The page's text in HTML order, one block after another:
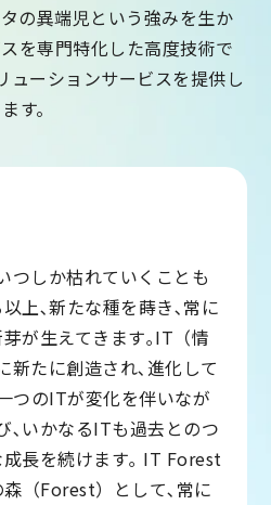
の異端児という強みを生か
を専門特化した高度技術で
ューションサービスを提供し
ます。
つしか枯れていくことも
上､新たな種を蒔き､常に
が生えてきます｡IT（情
新たに創造され､進化して
つのITが変化を伴いなが
､いかなるITも過去とのつ
長を続けます｡ IT Forest
（Forest）として､常に